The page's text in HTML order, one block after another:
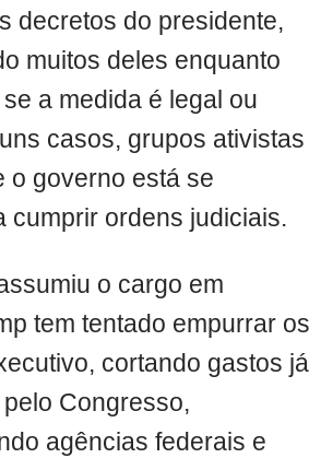
decretos do presidente,
muitos deles enquanto
a medida é legal ou
casos, grupos ativistas
o governo está se
cumprir ordens judiciais.
o cargo em
tem tentado empurrar os
cortando gastos já
Congresso,
agências federais e